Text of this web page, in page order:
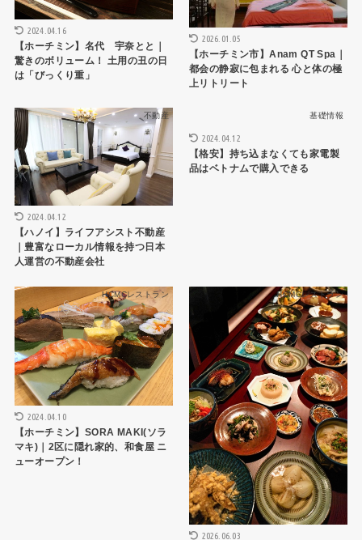
2024.04.16
【ホーチミン】名代 宇奈とと｜
驚きのボリューム！ 土用の丑の日
は「びっくり重」
2026.01.05
【ホーチミン市】Anam QT Spa｜
都会の静寂に包まれる 心と体の極
上リトリート
不動産
2024.04.12
【ハノイ】ライフアシスト不動産
｜豊富なローカル情報を持つ日本
人運営の不動産会社
基礎情報
2024.04.12
【格安】持ち込まなくても家電製
品はベトナムで購入できる
HCMCレストラン
2024.04.10
【ホーチミン】SORA MAKI(ソラ
マキ)｜2区に隠れ家的、和食屋 ニ
ューオープン！
HCMCレストラン
2026.06.03